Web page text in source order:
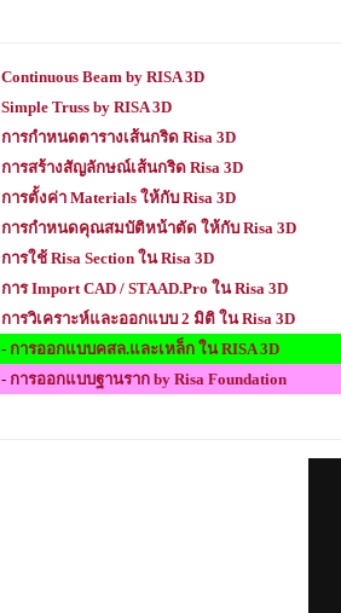
Continuous Beam by RISA 3D
Simple Truss by RISA 3D
การกำหนดตารางเส้นกริด Risa 3D
การสร้างสัญลักษณ์เส้นกริด Risa 3D
การตั้งค่า Materials ให้กับ Risa 3D
การกำหนดคุณสมบัติหน้าตัด ให้กับ Risa 3D
การใช้ Risa Section ใน Risa 3D
การ Import CAD / STAAD.Pro ใน Risa 3D
การวิเคราะห์และออกแบบ 2 มิติ ใน Risa 3D
- การออกแบบคสล.และเหล็ก ในRISA 3D
- การออกแบบฐานราก by Risa Foundation